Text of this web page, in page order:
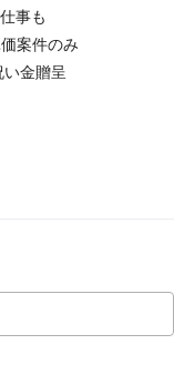
事も
案件のみ
い金贈呈